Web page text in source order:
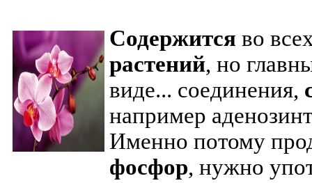
Содержится во
растений, но
виде... соединения,
например
Именно потому
фосфор, нужно